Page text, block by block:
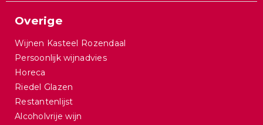
Overige
Wijnen Kasteel Rozendaal
Persoonlijk wijnadvies
Horeca
Riedel Glazen
Restantenlijst
Alcoholvrije wijn